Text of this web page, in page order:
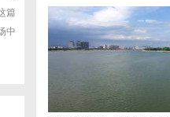
篇
中